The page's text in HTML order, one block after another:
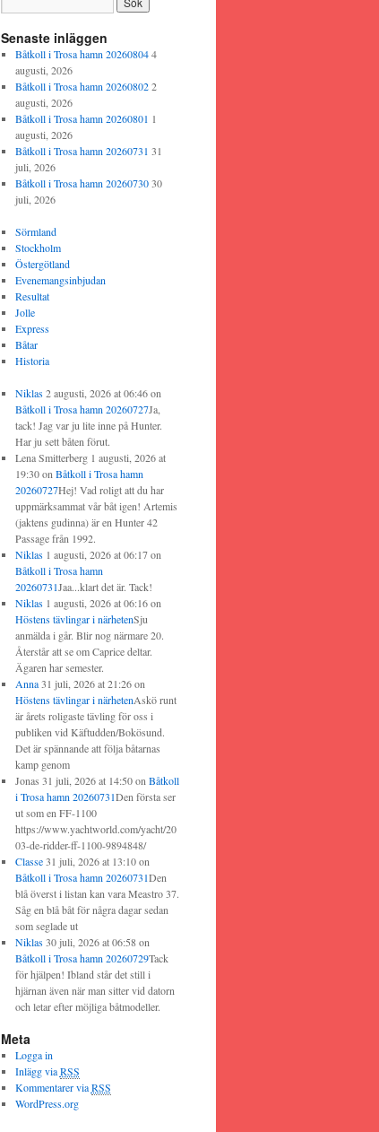
Senaste inläggen
Båtkoll i Trosa hamn 20260804 4
augusti, 2026
Båtkoll i Trosa hamn 20260802 2
augusti, 2026
Båtkoll i Trosa hamn 20260801 1
augusti, 2026
Båtkoll i Trosa hamn 20260731 31
juli, 2026
Båtkoll i Trosa hamn 20260730 30
juli, 2026
Sörmland
Stockholm
Östergötland
Evenemangsinbjudan
Resultat
Jolle
Express
Båtar
Historia
Niklas2 augusti, 2026 at 06:46on
Båtkoll i Trosa hamn 20260727Ja,
tack! Jag var ju lite inne på Hunter.
Har ju sett båten förut.
Lena Smitterberg1 augusti, 2026 at
19:30on Båtkoll i Trosa hamn
20260727Hej! Vad roligt att du har
uppmärksammat vår båt igen! Artemis
(jaktens gudinna) är en Hunter 42
Passage från 1992.
Niklas1 augusti, 2026 at 06:17on
Båtkoll i Trosa hamn
20260731Jaa...klart det är. Tack!
Niklas1 augusti, 2026 at 06:16on
Höstens tävlingar i närhetenSju
anmälda i går. Blir nog närmare 20.
Återstår att se om Caprice deltar.
Ägaren har semester.
Anna31 juli, 2026 at 21:26on
Höstens tävlingar i närhetenAskö runt
är årets roligaste tävling för oss i
publiken vid Käftudden/Bokösund.
Det är spännande att följa båtarnas
kamp genom
Jonas 31 juli, 2026 at 14:50on Båtkoll
i Trosa hamn 20260731Den första ser
ut som en FF-1100
https://www.yachtworld.com/yacht/20
03-de-ridder-ff-1100-9894848/
Classe31 juli, 2026 at 13:10on
Båtkoll i Trosa hamn 20260731Den
blå överst i listan kan vara Meastro 37.
Såg en blå båt för några dagar sedan
som seglade ut
Niklas30 juli, 2026 at 06:58on
Båtkoll i Trosa hamn 20260729Tack
för hjälpen! Ibland står det still i
hjärnan även när man sitter vid datorn
och letar efter möjliga båtmodeller.
Meta
Logga in
Inlägg viaRSS
Kommentarer viaRSS
WordPress.org